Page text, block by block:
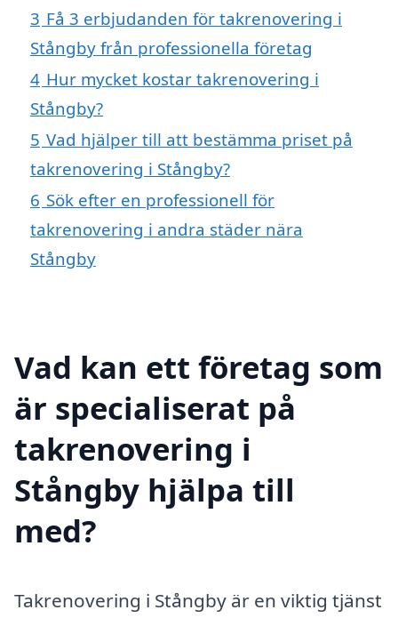
3 Få 3 erbjudanden för takrenovering i
Stångby från professionella företag
4 Hur mycket kostar takrenovering i
Stångby?
5 Vad hjälper till att bestämma priset på
takrenovering i Stångby?
6 Sök efter en professionell för
takrenovering i andra städer nära
Stångby
Vad kan ett företag som
är specialiserat på
takrenovering i
Stångby hjälpa till
med?
Takrenovering i Stångby är en viktig tjänst